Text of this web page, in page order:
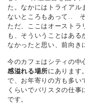
た。なかにはトライアル
ないところもあって..
ただ、ここはオーストラ
も、そういうことはある
なかったと思い、前向き
今のカフェはシティの中
感溢れる場所にあります。
で、お年寄りの方も多い
くらいでバリスタの仕事
です。